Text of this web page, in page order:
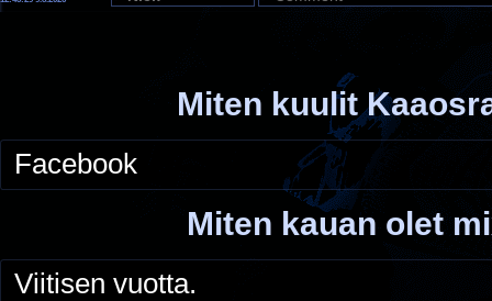
Miten kuulit
Facebook
Miten kauan olet
Viitisen vuotta.